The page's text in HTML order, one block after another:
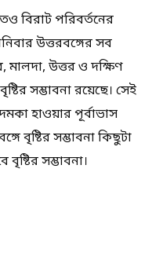
বিরাট পরিবর্তনের
উত্তরবঙ্গের সব
মালদা, উত্তর ও দক্ষিণ
সম্ভাবনা রয়েছে। সেই
হাওয়ার পূর্বাভাস
বৃষ্টির সম্ভাবনা কিছুটা
সম্ভাবনা।